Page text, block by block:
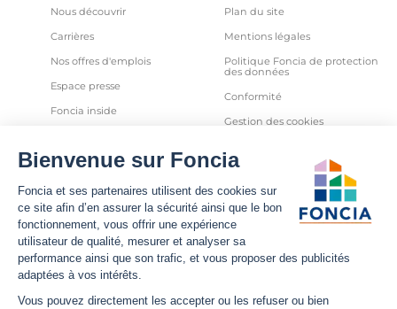
Nous découvrir
Carrières
Nos offres d'emplois
Espace presse
Foncia inside
Partenaires
Plan du site
Mentions légales
Politique Foncia de protection
des données
Conformité
Gestion des cookies
et autres traceurs
Sécurité informatique
Déclaration d'accessibilité
Infos utiles
Nous contacter
Nous suivre
Facebook
X